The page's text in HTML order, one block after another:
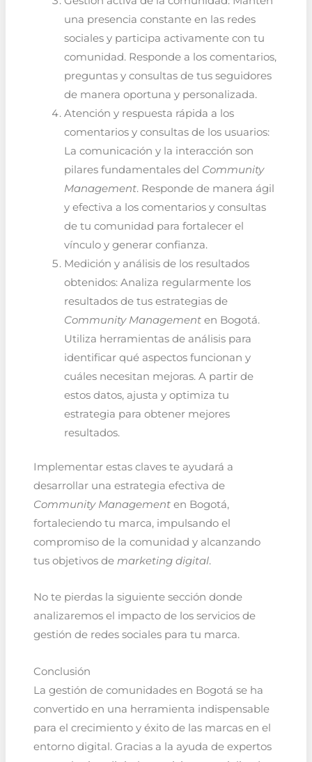
una presencia constante en las redes
sociales y participa activamente con tu
comunidad. Responde a los comentarios,
preguntas y consultas de tus seguidores
de manera oportuna y personalizada.
Atención y respuesta rápida a los
comentarios y consultas de los usuarios:
La comunicación y la interacción son
pilares fundamentales del Community
Management. Responde de manera ágil
y efectiva a los comentarios y consultas
de tu comunidad para fortalecer el
vínculo y generar confianza.
Medición y análisis de los resultados
obtenidos: Analiza regularmente los
resultados de tus estrategias de
Community Managementen Bogotá.
Utiliza herramientas de análisis para
identificar qué aspectos funcionan y
cuáles necesitan mejoras. A partir de
estos datos, ajusta y optimiza tu
estrategia para obtener mejores
resultados.
Implementar estas claves te ayudará a
desarrollar una estrategia efectiva de
Community Managementen Bogotá,
fortaleciendo tu marca, impulsando el
compromiso de la comunidad y alcanzando
tus objetivos de marketing digital.
No te pierdas la siguiente sección donde
analizaremos el impacto de los servicios de
gestión de redes sociales para tu marca.
Conclusión
La gestión de comunidades en Bogotá se ha
convertido en una herramienta indispensable
para el crecimiento y éxito de las marcas en el
entorno digital. Gracias a la ayuda de expertos